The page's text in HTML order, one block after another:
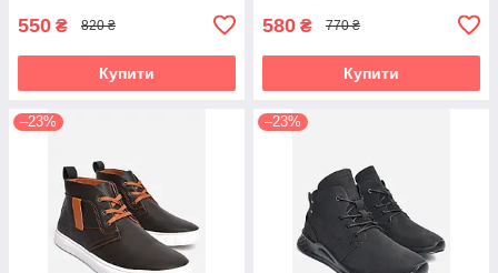
550 ₴ 820 ₴
Купити
580 ₴ 770 ₴
Купити
–23% –23%